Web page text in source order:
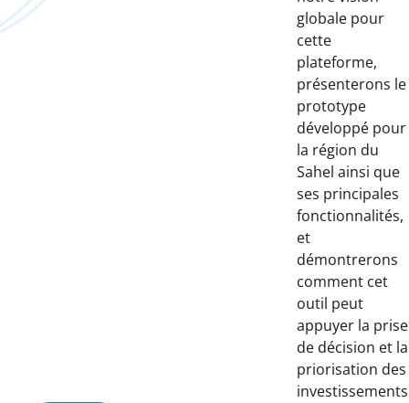
globale pour
cette
plateforme,
présenterons le
prototype
développé pour
la région du
Sahel ainsi que
ses principales
fonctionnalités,
et
démontrerons
comment cet
outil peut
appuyer la prise
de décision et la
priorisation des